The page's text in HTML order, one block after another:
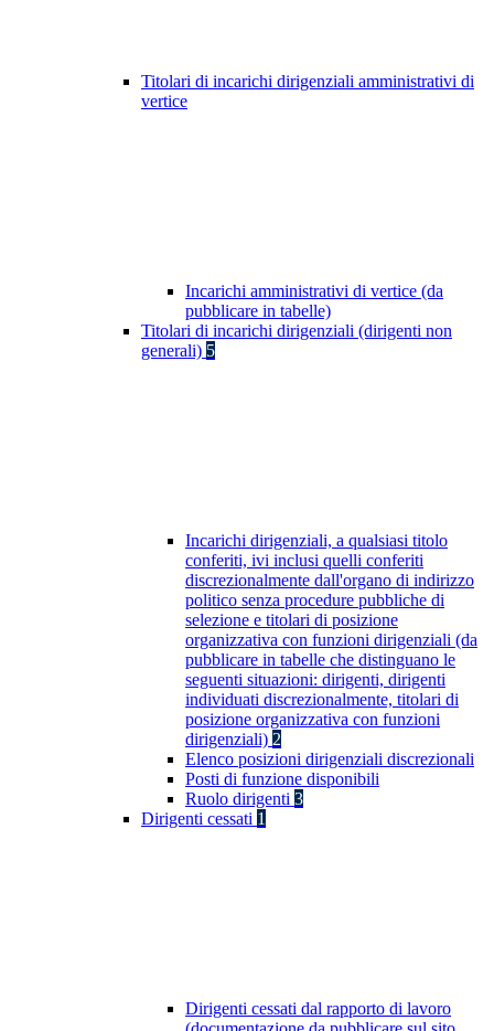
Titolari di incarichi dirigenziali amministrativi di
vertice
Incarichi amministrativi di vertice (da
pubblicare in tabelle)
Titolari di incarichi dirigenziali (dirigenti non
generali) 5
Incarichi dirigenziali, a qualsiasi titolo
conferiti, ivi inclusi quelli conferiti
discrezionalmente dall'organo di indirizzo
politico senza procedure pubbliche di
selezione e titolari di posizione
organizzativa con funzioni dirigenziali (da
pubblicare in tabelle che distinguano le
seguenti situazioni: dirigenti, dirigenti
individuati discrezionalmente, titolari di
posizione organizzativa con funzioni
dirigenziali) 2
Elenco posizioni dirigenziali discrezionali
Posti di funzione disponibili
Ruolo dirigenti 3
Dirigenti cessati 1
Dirigenti cessati dal rapporto di lavoro